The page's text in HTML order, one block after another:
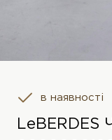
в наявності
LeBERDES